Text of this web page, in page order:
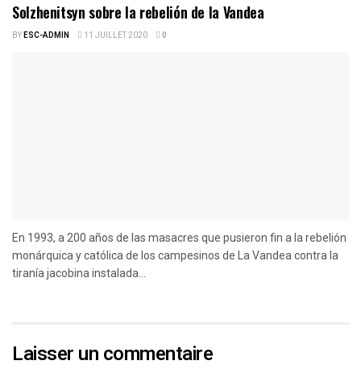
Solzhenitsyn sobre la rebelión de la Vandea
BYESC-ADMIN 11 JUILLET 2020 0
En 1993, a 200 años de las masacres que pusieron fin a la rebelión
monárquica y católica de los campesinos de La Vandea contra la
tiranía jacobina instalada...
Laisser un commentaire